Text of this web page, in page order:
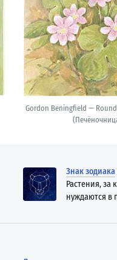
Gordon Beningfield —
Знак зодиака
Растения, за
нуждаются в